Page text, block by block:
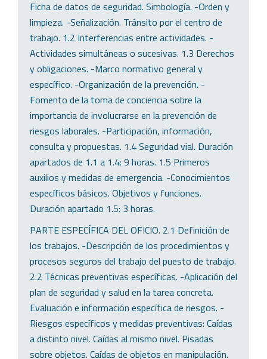
Ficha de datos de seguridad. Simbología. -Orden y
limpieza. -Señalización. Tránsito por el centro de
trabajo. 1.2 Interferencias entre actividades. -
Actividades simultáneas o sucesivas. 1.3 Derechos
y obligaciones. -Marco normativo general y
específico. -Organización de la prevención. -
Fomento de la toma de conciencia sobre la
importancia de involucrarse en la prevención de
riesgos laborales. -Participación, información,
consulta y propuestas. 1.4 Seguridad vial. Duración
apartados de 1.1 a 1.4: 9 horas. 1.5 Primeros
auxilios y medidas de emergencia. -Conocimientos
específicos básicos. Objetivos y funciones.
Duración apartado 1.5: 3 horas.
PARTE ESPECÍFICA DEL OFICIO. 2.1 Definición de
los trabajos. -Descripción de los procedimientos y
procesos seguros del trabajo del puesto de trabajo.
2.2 Técnicas preventivas específicas. -Aplicación del
plan de seguridad y salud en la tarea concreta.
Evaluación e información específica de riesgos. -
Riesgos específicos y medidas preventivas: Caídas
a distinto nivel. Caídas al mismo nivel. Pisadas
sobre objetos. Caídas de objetos en manipulación.